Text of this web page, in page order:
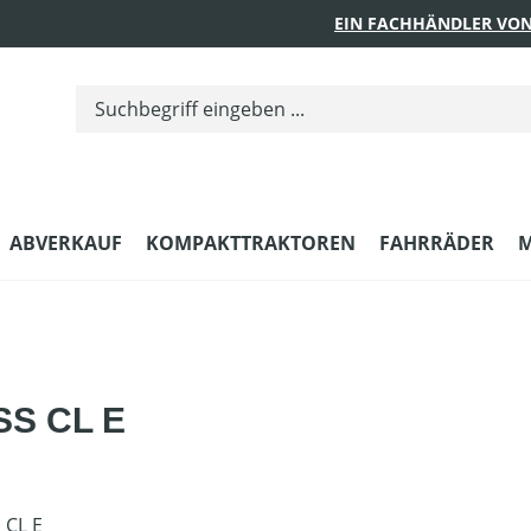
EIN FACHHÄNDLER
ABVERKAUF KOMPAKTTRAKTOREN FAHRRÄDER
CL E